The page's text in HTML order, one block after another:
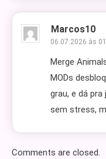
Marcos10
06.07.2026 às
Merge
MODs
grau, e dá
sem stress,
Comments are closed.